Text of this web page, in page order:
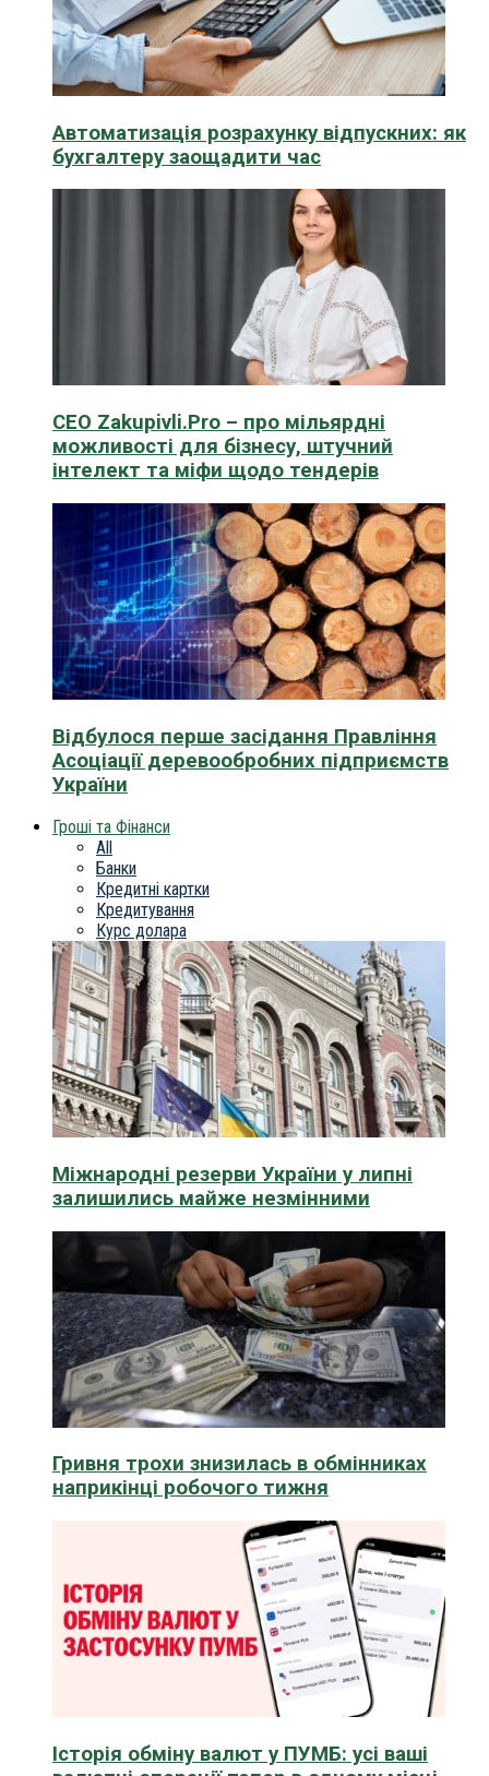
Автоматизація розрахунку відпускних: як
бухгалтеру заощадити час
CEO Zakupivli.Pro – про мільярдні
можливості для бізнесу, штучний
інтелект та міфи щодо тендерів
Відбулося перше засідання Правління
Асоціації деревообробних підприємств
України
Гроші та Фінанси
All
Банки
Кредитні картки
Кредитування
Курс долара
Міжнародні резерви України у липні
залишились майже незмінними
Гривня трохи знизилась в обмінниках
наприкінці робочого тижня
Історія обміну валют у ПУМБ: усі ваші